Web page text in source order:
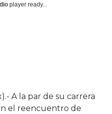
player ready...
A la par de su carrera
el reencuentro de